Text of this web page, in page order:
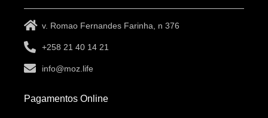
v. Romao Fernandes Farinha, n 376
+258 21 40 14 21
info@moz.life
Pagamentos Online